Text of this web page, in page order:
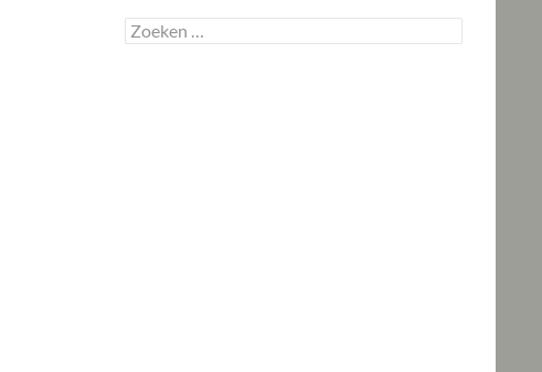
Zoeken
naar: